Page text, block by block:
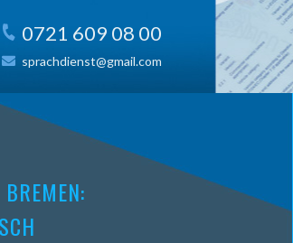
0721 609 08 00
sprachdienst@gmail.com